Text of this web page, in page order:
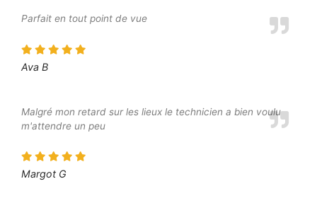
Parfait en tout point de vue
Ava B
Malgré mon retard sur les lieux le technicien a bien voulu
m'attendre un peu
Margot G